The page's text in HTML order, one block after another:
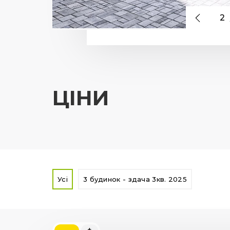
2
ЦІНИ
Усі 3 будинок - здача 3кв. 2025